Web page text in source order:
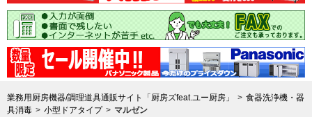
業務用厨房機器/調理道具通販サイト「厨房ズfeat.ユー厨房」
食器洗浄機・器
具消毒
小型ドアタイプ マルゼン